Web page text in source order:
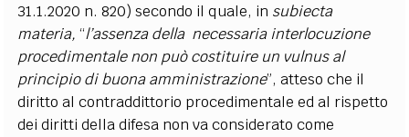
31.1.2020 n. 820) secondo il quale, in subiecta
materia,“l’assenza della necessaria interlocuzione
procedimentale non può costituire un vulnus al
principio di buona amministrazione”, atteso che il
diritto al contraddittorio procedimentale ed al rispetto
dei diritti della difesa non va considerato come